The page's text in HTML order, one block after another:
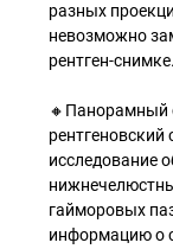
разных
невозможно
рентген-снимке.
🔸Панорамный
исследование
гайморовых
информацию о